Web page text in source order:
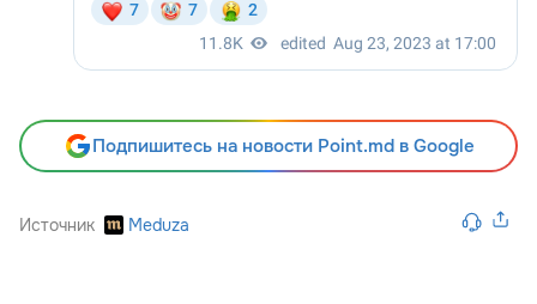
Подпишитесь на новости Point.md в Google
Источник Meduza